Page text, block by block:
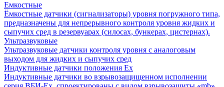
Емкостные
Ёмкостные датчики (сигнализаторы) уровня погружного типа,
предназначены для непрерывного контроля уровня жидких и
сыпучих сред в резервуарах (силосах, бункерах, цистернах).
Ультразвуковые
Ультразвуковые датчики контроля уровня с аналоговым
выходом для жидких и сыпучих сред
Индуктивные датчики положения Ех
Индуктивные датчики во взрывозащищенном исполнении